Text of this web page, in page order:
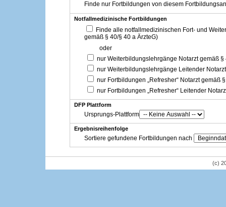
Finde nur Fortbildungen von diesem
Notfallmedizinische Fortbildungen
Finde alle notfallmedizinischen Fort- und
gemäß § 40/§ 40 a ÄrzteG)
oder
nur Weiterbildungslehrgänge Notarzt gemäß §
nur Weiterbildungslehrgänge Leitender
nur Fortbildungen „Refresher“ Notarzt gemäß
nur Fortbildungen „Refresher“ Leitender
DFP Plattform
Ursprungs-Plattform
Ergebnisreihenfolge
Sortiere gefundene Fortbildungen nach
(c)